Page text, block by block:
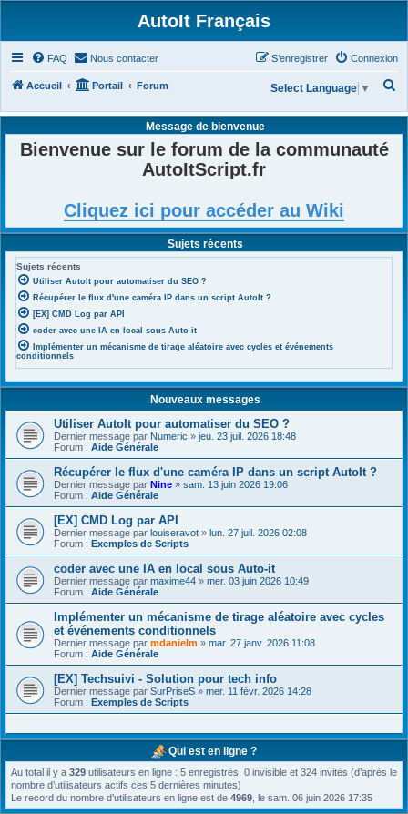
AutoIt Français
FAQ Nous contacter Connexion
S’enregistrer
Accueil Portail Forum
h
Select Language ▼
Message de bienvenue
Bienvenue sur le forum de la communauté
AutoItScript.fr
Cliquez ici pour accéder au Wiki
Sujets récents
Sujets récents
Utiliser AutoIt pour automatiser du SEO ?
Récupérer le flux d'une caméra IP dans un script AutoIt ?
[EX] CMD Log par API
coder avec une IA en local sous Auto-it
Implémenter un mécanisme de tirage aléatoire avec cycles et événements
conditionnels
Nouveaux messages
Utiliser AutoIt pour automatiser du SEO ?
Dernier message par Numeric » jeu. 23 juil. 2026 18:48
Forum : Aide Générale
Récupérer le flux d'une caméra IP dans un script AutoIt ?
Dernier message par Nine » sam. 13 juin 2026 19:06
Forum : Aide Générale
[EX] CMD Log par API
Dernier message par louiseravot » lun. 27 juil. 2026 02:08
Forum : Exemples de Scripts
coder avec une IA en local sous Auto-it
Dernier message par maxime44 » mer. 03 juin 2026 10:49
Forum : Aide Générale
Implémenter un mécanisme de tirage aléatoire avec cycles
et événements conditionnels
Dernier message par mdanielm » mar. 27 janv. 2026 11:08
Forum : Aide Générale
[EX] Techsuivi - Solution pour tech info
Dernier message par SurPriseS » mer. 11 févr. 2026 14:28
Forum : Exemples de Scripts
Qui est en ligne ?
Au total il y a 329 utilisateurs en ligne : 5 enregistrés, 0 invisible et 324 invités (d’après le
nombre d’utilisateurs actifs ces 5 dernières minutes)
Le record du nombre d’utilisateurs en ligne est de 4969 , le sam. 06 juin 2026 17:35